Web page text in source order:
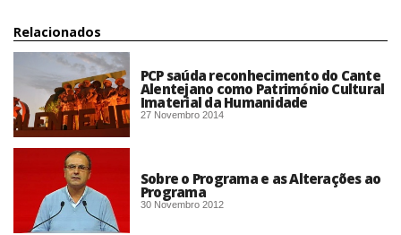
Relacionados
PCP saúda reconhecimento do Cante
Alentejano como Património Cultural
Imaterial da Humanidade
27 Novembro 2014
Sobre o Programa e as Alterações ao
Programa
30 Novembro 2012